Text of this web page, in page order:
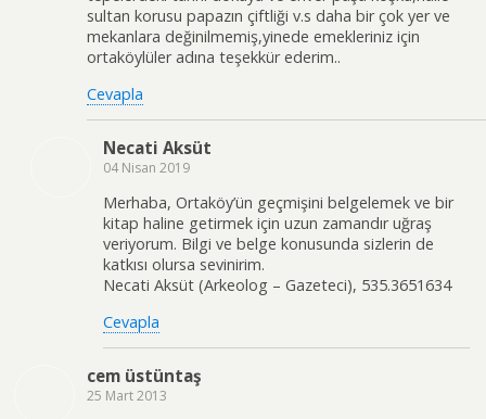
sultan korusu papazın çiftliği v.s daha bir çok yer ve
mekanlara değinilmemiş,yinede emekleriniz için
ortaköylüler adına teşekkür ederim..
Cevapla
Necati Aksüt
04 Nisan 2019
Merhaba, Ortaköy’ün geçmişini belgelemek ve bir
kitap haline getirmek için uzun zamandır uğraş
veriyorum. Bilgi ve belge konusunda sizlerin de
katkısı olursa sevinirim.
Necati Aksüt (Arkeolog – Gazeteci), 535.3651634
Cevapla
cem üstüntaş
25 Mart 2013